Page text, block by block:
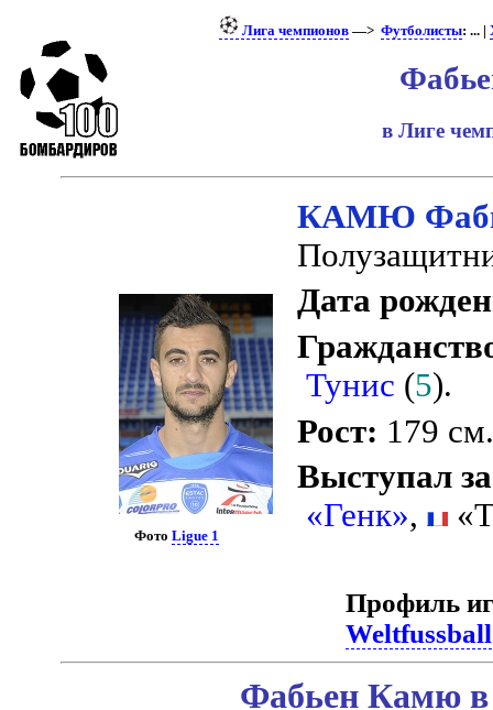
Лига чемпионов —>Футболисты: ... |
в Лиге
Фото Ligue 1
КАМЮ
Дата
Тунис (5).
Рост: 179
Выступал
«Генк»,
Профиль
Weltfussball
Фабьен Камю в